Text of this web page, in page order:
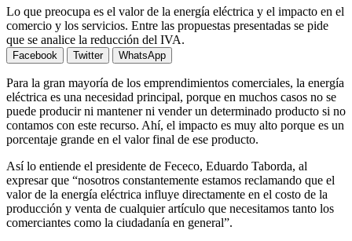
Lo que preocupa es el valor de la energía eléctrica y el impacto en el
comercio y los servicios. Entre las propuestas presentadas se pide
que se analice la reducción del IVA.
Facebook Twitter WhatsApp
Para la gran mayoría de los emprendimientos comerciales, la energía
eléctrica es una necesidad principal, porque en muchos casos no se
puede producir ni mantener ni vender un determinado producto si no
contamos con este recurso. Ahí, el impacto es muy alto porque es un
porcentaje grande en el valor final de ese producto.
Así lo entiende el presidente de Fececo, Eduardo Taborda, al
expresar que “nosotros constantemente estamos reclamando que el
valor de la energía eléctrica influye directamente en el costo de la
producción y venta de cualquier artículo que necesitamos tanto los
comerciantes como la ciudadanía en general”.